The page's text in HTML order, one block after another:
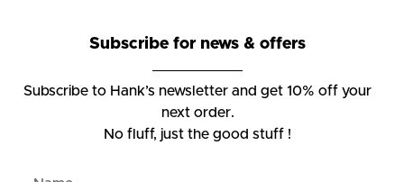
Subscribe for news & offers
Subscribe to Hank’s newsletter and get 10% off your
next order.
No fluff, just the good stuff !